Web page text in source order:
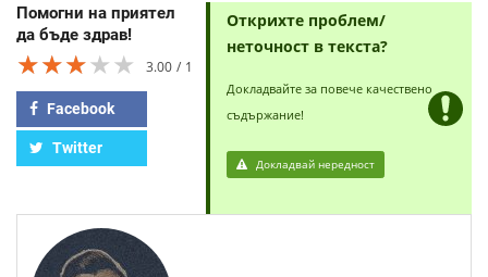
Помогни на приятел
да бъде здрав!
★★★★★
★★★★★
★★★★★ 3.00 1
Facebook
Twitter
Открихте проблем/
неточност в текста?
Докладвайте за повече качествено
съдържание!
Докладвай нередност